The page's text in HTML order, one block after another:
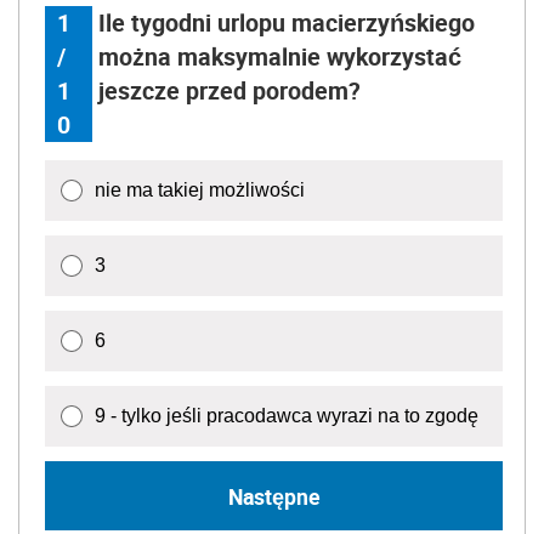
1
/
1
0
Ile tygodni urlopu macierzyńskiego
można maksymalnie wykorzystać
jeszcze przed porodem?
nie ma takiej możliwości
3
6
9 - tylko jeśli pracodawca wyrazi na to zgodę
Następne